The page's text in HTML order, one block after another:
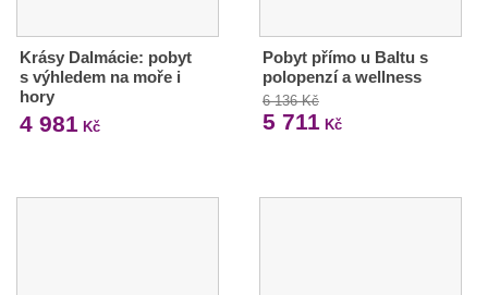
Krásy Dalmácie: pobyt
s výhledem na moře i
hory
4 981 Kč
Pobyt přímo u Baltu s
polopenzí a wellness
6 136 Kč
5 711 Kč